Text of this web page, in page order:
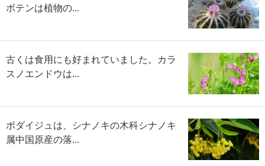
ボテンは植物の...
古くは食用にも好まれていました。カラ
スノエンドウは...
ボダイジュは、シナノキの木科シナノキ
属中国原産の落...